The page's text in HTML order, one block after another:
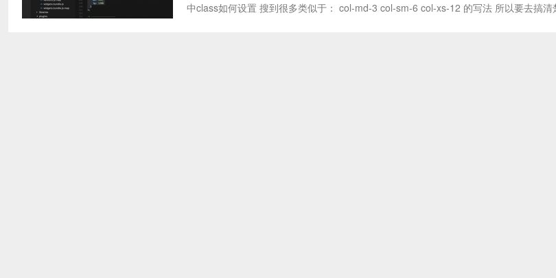
中class如何设置 搜到很多类似于： col-md-3 col-sm-6 col-xs-12 的写法 所以要去搞清